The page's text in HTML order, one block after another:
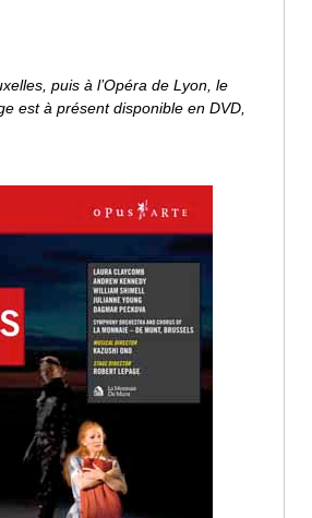
puis à l’Opéra de Lyon, le
est à présent disponible en DVD,